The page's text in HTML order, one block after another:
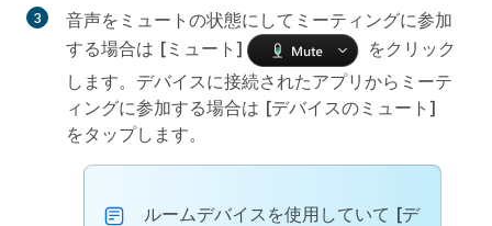
音声をミュートの状態にしてミーティングに参加
する場合は [ミュート]
をクリック
します。デバイスに接続されたアプリからミーテ
ィングに参加する場合は [デバイスのミュート]
をタップします。
ルームデバイスを使用していて [デ